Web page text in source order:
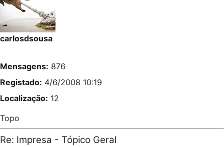
carlosdsousa
Mensagens: 876
Registado: 4/6/2008 10:19
Localização: 12
Topo
Re: Impresa - Tópico Geral